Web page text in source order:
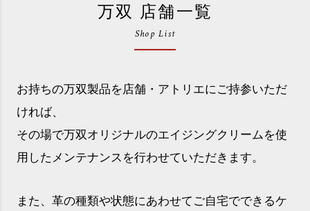
万双 店舗一覧
Shop List
お持ちの万双製品を店舗・アトリエにご持参いただ
ければ、
その場で万双オリジナルのエイジングクリームを使
用したメンテナンスを行わせていただきます。
また、革の種類や状態にあわせてご自宅でできるケ